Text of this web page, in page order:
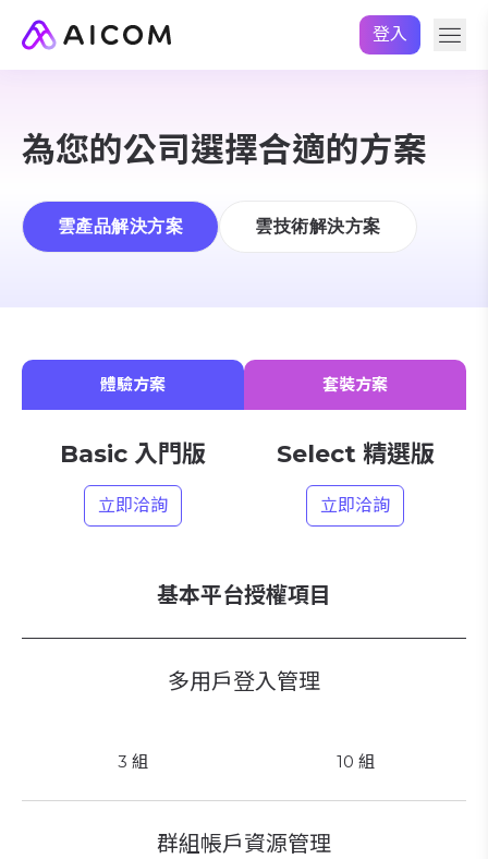
登入
為您的公司選擇合適的方案
雲產品解決方案 雲技術解決方案
體驗方案 套裝方案
Basic 入門版
立即洽詢
Select 精選版
立即洽詢
基本平台授權項目
多用戶登入管理
3 組 10 組
群組帳戶資源管理